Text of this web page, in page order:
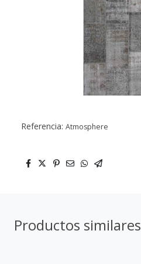
Referencia: Atmosphere
Productos similares